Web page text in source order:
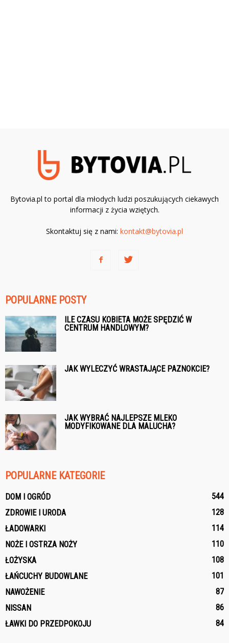
Bytovia.pl to portal dla młodych ludzi poszukujących ciekawych
informacji z życia wziętych.
Skontaktuj się z nami: kontakt@bytovia.pl
POPULARNE POSTY
ILE CZASU KOBIETA MOŻE SPĘDZIĆ W
CENTRUM HANDLOWYM?
JAK WYLECZYĆ WRASTAJĄCE PAZNOKCIE?
JAK WYBRAĆ NAJLEPSZE MLEKO
MODYFIKOWANE DLA MALUCHA?
POPULARNE KATEGORIE
DOM I OGRÓD
544
ZDROWIE I URODA
128
ŁADOWARKI
114
NOŻE I OSTRZA NOŻY
110
ŁOŻYSKA
108
ŁAŃCUCHY BUDOWLANE
101
NAWOŻENIE
87
NISSAN
86
ŁAWKI DO PRZEDPOKOJU
84